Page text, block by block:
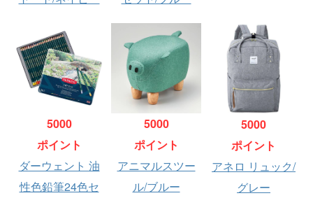
5000
ポイント
ダーウェント 油
性色鉛筆24色セ
5000
ポイント
アニマルスツー
ル/ブルー
5000
ポイント
アネロ リュック/
グレー